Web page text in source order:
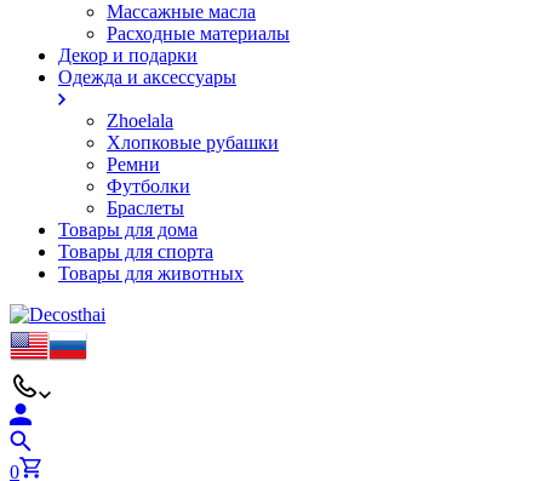
Массажные масла
Расходные материалы
Декор и подарки
Одежда и аксессуары
Zhoelala
Хлопковые рубашки
Ремни
Футболки
Браслеты
Товары для дома
Товары для спорта
Товары для животных
0